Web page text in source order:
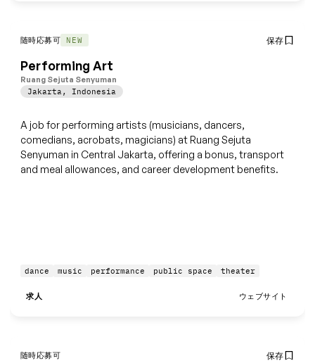
随時応募可 NEW 保存
Performing Art
Ruang Sejuta Senyuman
Jakarta , Indonesia
A job for performing artists (musicians, dancers,
comedians, acrobats, magicians) at Ruang Sejuta
Senyuman in Central Jakarta, offering a bonus, transport
and meal allowances, and career development benefits.
dance music performance public space theater
求人 ウェブサイト
随時応募可 保存